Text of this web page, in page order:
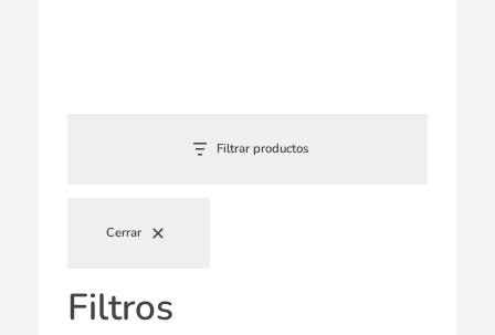
Filtrar productos
Cerrar
Filtros